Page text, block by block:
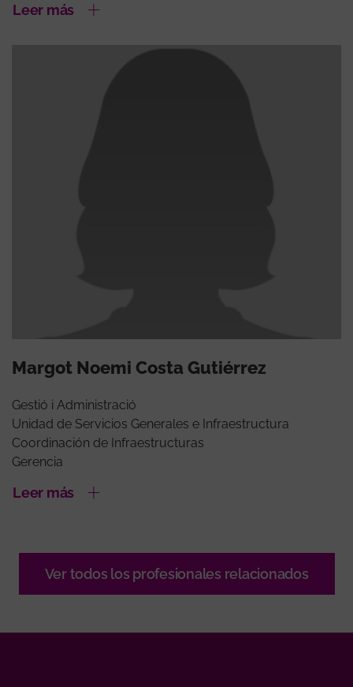
Leer más
Margot Noemi Costa Gutiérrez
Gestió i Administració
Unidad de Servicios Generales e Infraestructura
Coordinación de Infraestructuras
Gerencia
Leer más
Ver todos los profesionales relacionados